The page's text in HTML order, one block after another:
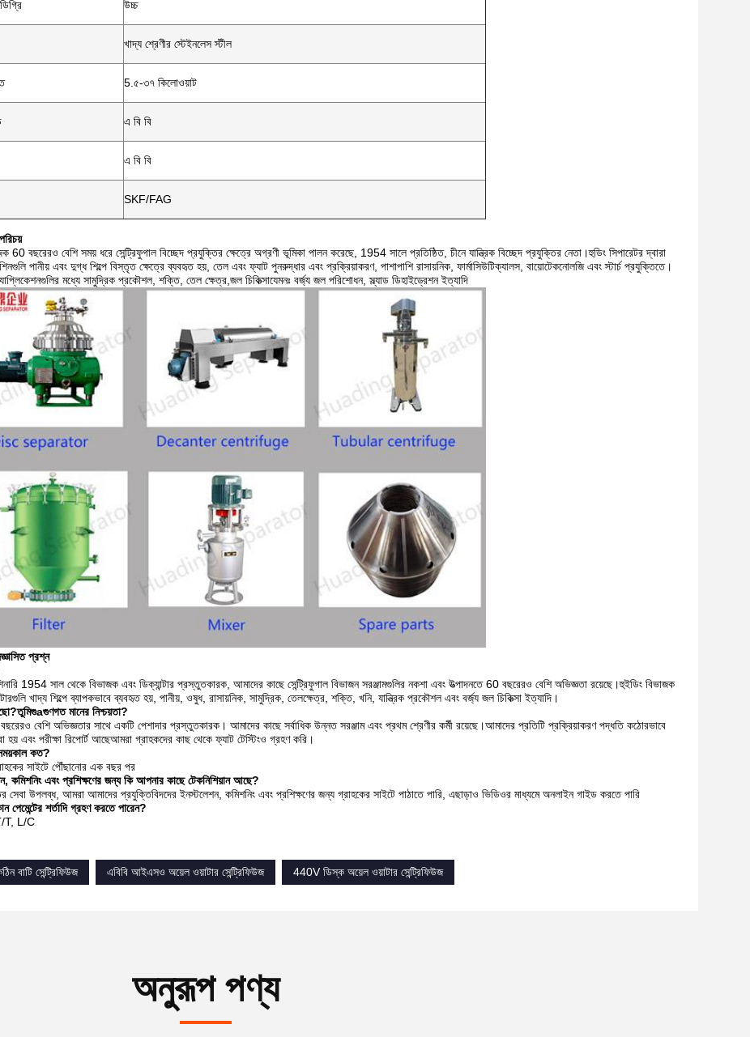
উচ্চ
খাদ্য শ্রেণীর স্টেইনলেস স্টীল
5.৫-৩৭ কিলোওয়াট
এ বি বি
এ বি বি
SKF/FAG
60 বছরেরও বেশি সময় ধরে সেন্ট্রিফুগাল বিচ্ছেদ প্রযুক্তির ক্ষেত্রে অগ্রণী ভূমিকা পালন করেছে, 1954 সালে প্রতিষ্ঠিত, চীনে যান্ত্রিক বিচ্ছেদ প্রযুক্তির নেতা।হুডিং সিপারেটর দ্বারা
পানীয় এবং দুগ্ধ শিল্পে বিস্তৃত ক্ষেত্রে ব্যবহৃত হয়, তেল এবং ফ্যাট পুনরুদ্ধার এবং প্রক্রিয়াকরণ, পাশাপাশি রাসায়নিক, ফার্মাসিউটিক্যালস, বায়োটেকনোলজি এবং স্টার্চ প্রযুক্তিতে।
মধ্যে সামুদ্রিক প্রকৌশল, শক্তি, তেল ক্ষেত্র,জল চিকিত্সাযেমনঃ বর্জ্য জল পরিশোধন, স্ল্যাড ডিহাইড্রেশন ইত্যাদি
প্রশ্ন
1954 সাল থেকে বিভাজক এবং ডিক্যান্টার প্রস্তুতকারক, আমাদের কাছে সেন্ট্রিফুগাল বিভাজন সরঞ্জামগুলির নকশা এবং উত্পাদনতে 60 বছরেরও বেশি অভিজ্ঞতা রয়েছে।হুইডিং বিভাজক
খাদ্য শিল্পে ব্যাপকভাবে ব্যবহৃত হয়, পানীয়, ওষুধ, রাসায়নিক, সামুদ্রিক, তেলক্ষেত্র, শক্তি, খনি, যান্ত্রিক প্রকৌশল এবং বর্জ্য জল চিকিত্সা ইত্যাদি।
তুমিগুaগুণগত মানের নিশ্চয়তা?
বেশি অভিজ্ঞতার সাথে একটি পেশাদার প্রস্তুতকারক। আমাদের কাছে সর্বাধিক উন্নত সরঞ্জাম এবং প্রথম শ্রেণীর কর্মী রয়েছে।আমাদের প্রতিটি প্রক্রিয়াকরণ পদ্ধতি কঠোরভাবে
হয় এবং পরীক্ষা রিপোর্ট আছেআমরা গ্রাহকদের কাছ থেকে ফ্যাট টেস্টিংও গ্রহণ করি।
সময়কাল কত?
সাইটে পৌঁছানোর এক বছর পর
কমিশনিং এবং প্রশিক্ষণের জন্য কি আপনার কাছে টেকনিশিয়ান আছে?
সেবা উপলব্ধ, আমরা আমাদের প্রযুক্তিবিদদের ইনস্টলেশন, কমিশনিং এবং প্রশিক্ষণের জন্য গ্রাহকের সাইটে পাঠাতে পারি, এছাড়াও ভিডিওর মাধ্যমে অনলাইন গাইড করতে পারি
শর্তাদি গ্রহণ করতে পারেন?
T, L/C
বাটি সেন্ট্রিফিউজ
এবিবি আইএসও অয়েল ওয়াটার সেন্ট্রিফিউজ 440V ডিস্ক অয়েল ওয়াটার সেন্ট্রিফিউজ
অনুরূপ পণ্য